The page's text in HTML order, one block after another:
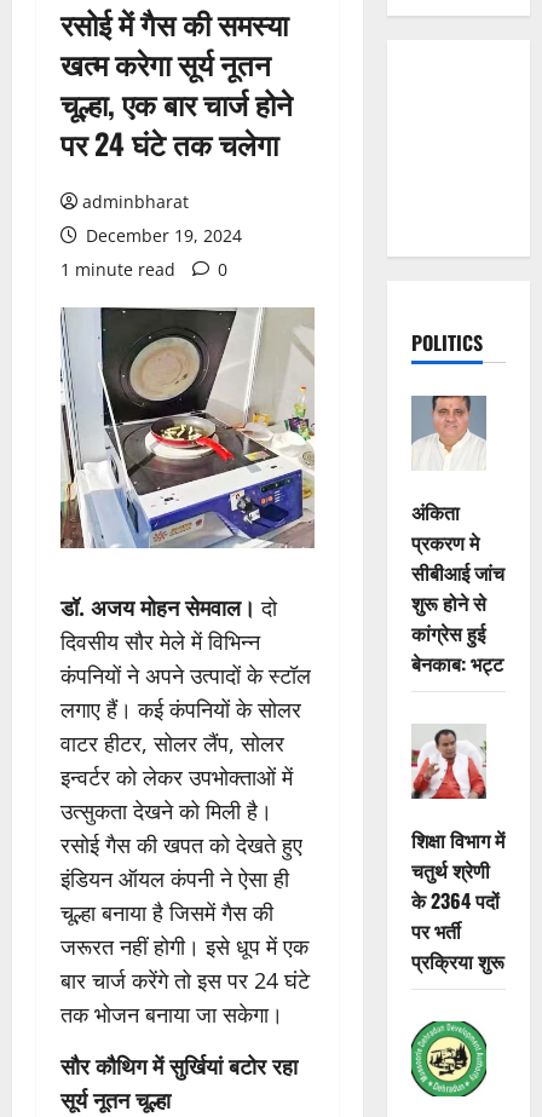
रसोई में गैस की समस्या
खत्म करेगा सूर्य नूतन
चूल्हा, एक बार चार्ज होने
पर 24 घंटे तक चलेगा
adminbharat
December 19, 2024
1 minute read
0
डॉ. अजय मोहन सेमवाल। दो
दिवसीय सौर मेले में विभिन्न
कंपनियों ने अपने उत्पादों के स्टॉल
लगाए हैं। कई कंपनियों के सोलर
वाटर हीटर, सोलर लैंप, सोलर
इन्वर्टर को लेकर उपभोक्ताओं में
उत्सुकता देखने को मिली है।
रसोई गैस की खपत को देखते हुए
इंडियन ऑयल कंपनी ने ऐसा ही
चूल्हा बनाया है जिसमें गैस की
जरूरत नहीं होगी। इसे धूप में एक
बार चार्ज करेंगे तो इस पर 24 घंटे
तक भोजन बनाया जा सकेगा।
सौर कौथिग में सुर्खियां बटोर रहा
सूर्य नूतन चूल्हा
POLITICS
अंकिता
प्रकरण मे
सीबीआई जांच
शुरू होने से
कांग्रेस हुई
बेनकाब: भट्ट
शिक्षा विभाग में
चतुर्थ श्रेणी
के 2364 पदों
पर भर्ती
प्रक्रिया शुरू